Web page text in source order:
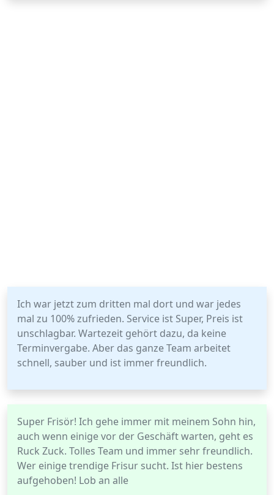
Ich war jetzt zum dritten mal dort und war jedes
mal zu 100% zufrieden. Service ist Super, Preis ist
unschlagbar. Wartezeit gehört dazu, da keine
Terminvergabe. Aber das ganze Team arbeitet
schnell, sauber und ist immer freundlich.
Super Frisör! Ich gehe immer mit meinem Sohn hin,
auch wenn einige vor der Geschäft warten, geht es
Ruck Zuck. Tolles Team und immer sehr freundlich.
Wer einige trendige Frisur sucht. Ist hier bestens
aufgehoben! Lob an alle